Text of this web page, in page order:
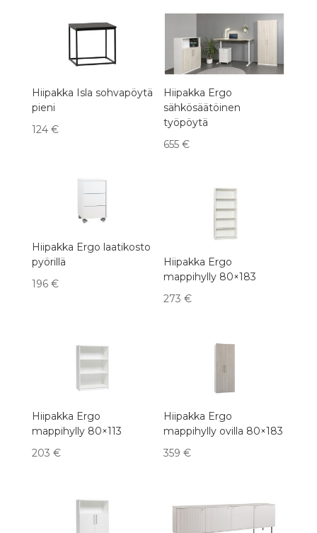
Hiipakka Isla sohvapöytä
pieni
124 €
Hiipakka Ergo
sähkösäätöinen
työpöytä
655€
Hiipakka Ergo laatikosto
pyörillä
196 €
Hiipakka Ergo
mappihylly 80×183
273€
Hiipakka Ergo
mappihylly 80×113
203 €
Hiipakka Ergo
mappihylly ovilla 80×183
359€